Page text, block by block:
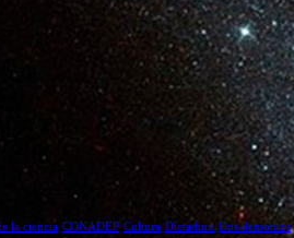
la ciencia CONADEP Cultura Dictadura Dos demonios